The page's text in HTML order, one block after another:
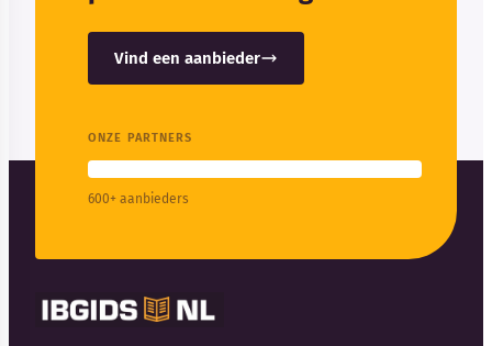
Vind een aanbieder
ONZE PARTNERS
600+ aanbieders